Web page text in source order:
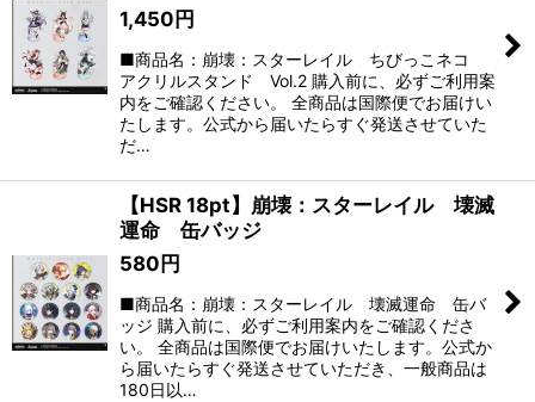
1,450 円
■商品名：崩壊：スターレイル ちびっこネコ
アクリルスタンド Vol.2 購入前に、必ずご利用案
内をご確認ください。 全商品は国際便でお届けい
たします。公式から届いたらすぐ発送させていた
だ…
【HSR 18pt】崩壊：スターレイル 壊滅
運命 缶バッジ
580 円
■商品名：崩壊：スターレイル 壊滅運命 缶バ
ッジ 購入前に、必ずご利用案内をご確認くださ
い。 全商品は国際便でお届けいたします。公式か
ら届いたらすぐ発送させていただき、一般商品は
180日以…